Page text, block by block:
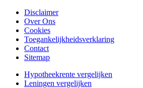
Disclaimer
Over Ons
Cookies
Toegankelijkheidsverklaring
Contact
Sitemap
Hypotheekrente vergelijken
Leningen vergelijken